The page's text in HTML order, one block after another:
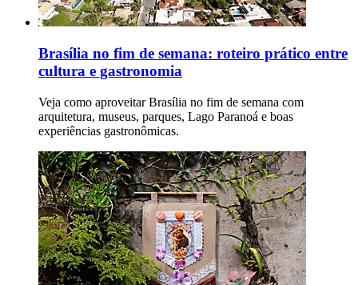
Brasília no fim de semana: roteiro prático entre
cultura e gastronomia
Veja como aproveitar Brasília no fim de semana com
arquitetura, museus, parques, Lago Paranoá e boas
experiências gastronômicas.